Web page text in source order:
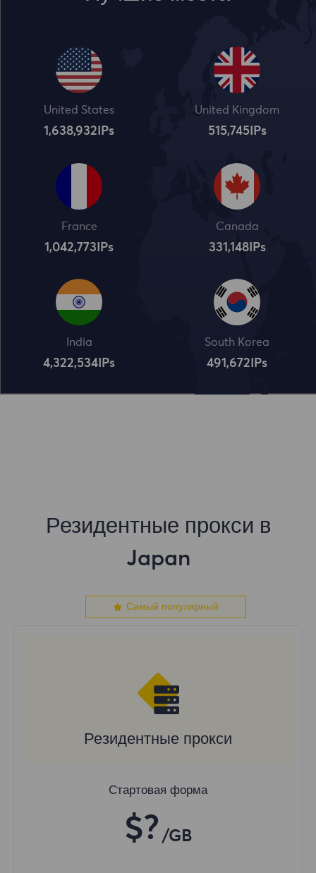
United States
1,638,932 IPs
United Kingdom
515,745IPs
France
1,042,773 IPs
Canada
331,148IPs
India
4,322,534 IPs
South Korea
491,672 IPs
Резидентные прокси в
Japan
Самый популярный
Резидентные прокси
Стартовая форма
$? /GB